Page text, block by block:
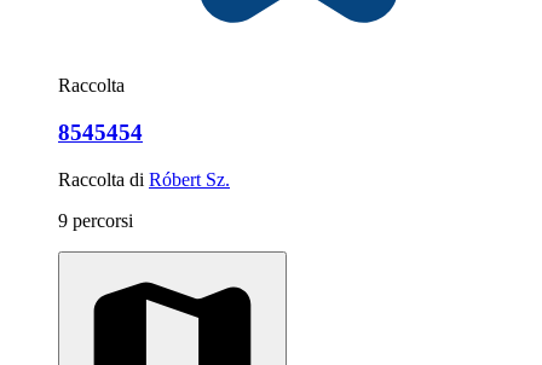
Raccolta
8545454
Raccolta di Róbert Sz.
9 percorsi